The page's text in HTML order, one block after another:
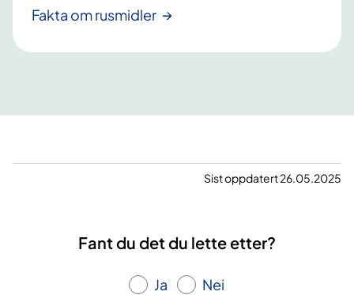
Fakta om rusmidler
Sist oppdatert 26.05.2025
Fant du det du lette etter?
Ja Nei